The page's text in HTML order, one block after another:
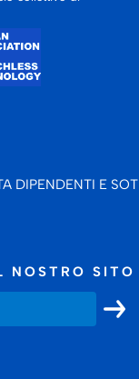
DIPENDENTI E SOT
NOSTRO SITO